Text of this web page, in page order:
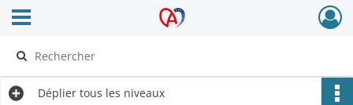
Archives Alsace - Colmar
Ouvrir le menu déroulant
Déplier tous les niveaux